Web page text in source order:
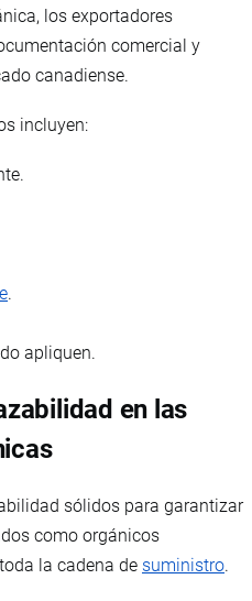
los exportadores
comercial y
canadiense.
incluyen:
.
apliquen.
en las
sólidos para garantizar
como orgánicos
la cadena de suministro.